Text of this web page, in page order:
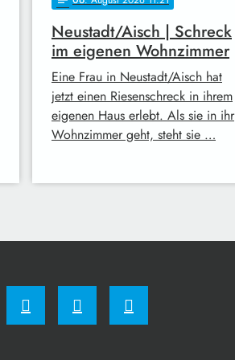
Neustadt/Aisch | Schreck
im eigenen Wohnzimmer
Eine Frau in Neustadt/Aisch hat
jetzt einen Riesenschreck in ihrem
eigenen Haus erlebt. Als sie in ihr
Wohnzimmer geht, steht sie …